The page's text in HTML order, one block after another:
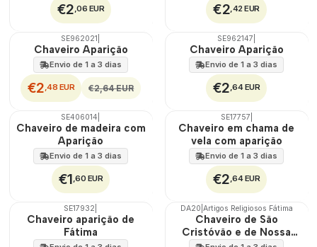
€2,06 EUR €2,42 EUR
DESCONTO
SE962021
Chaveiro Aparição
Envio de 1 a 3 dias
€2,48 EUR €2,64 EUR
SE962147
Chaveiro Aparição
Envio de 1 a 3 dias
€2,64 EUR
SE406014
Chaveiro de madeira com
Aparição
Envio de 1 a 3 dias
€1,60 EUR
SE17757
Chaveiro em chama de
vela com aparição
Envio de 1 a 3 dias
€2,64 EUR
SE17932
Chaveiro aparição de
Fátima
DA20 Artigos Religiosos Fátima
Chaveiro de São
Cristóvão e de Nossa